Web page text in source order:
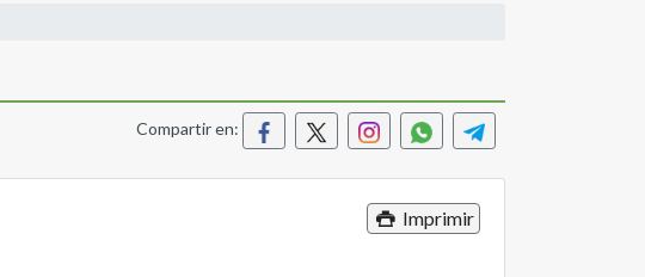
Compartir en:
Imprimir